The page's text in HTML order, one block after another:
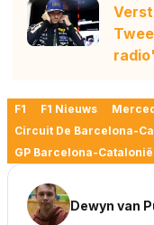
F1 F1 Nieuws
Circuit De Barcelona-
GP Barcelona-Catalonië
Dewyn van